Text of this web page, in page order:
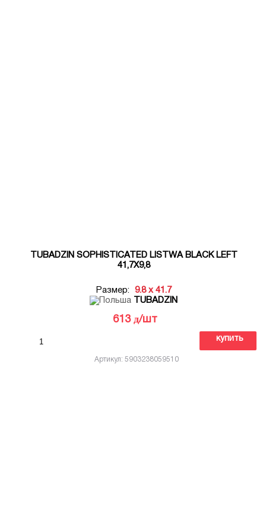
TUBADZIN SOPHISTICATED LISTWA BLACK LEFT
41,7X9,8
Размер:
9.8 x 41.7
TUBADZIN
613 д/шт
купить
Артикул: 5903238059510